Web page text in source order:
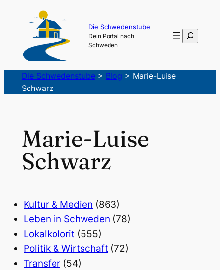
Die Schwedenstube
Dein Portal nach
Schweden
Suchen
Die Schwedenstube> Blog > Marie-Luise
Schwarz
Marie-Luise
Schwarz
Kultur & Medien (863)
Leben in Schweden (78)
Lokalkolorit (555)
Politik & Wirtschaft (72)
Transfer (54)